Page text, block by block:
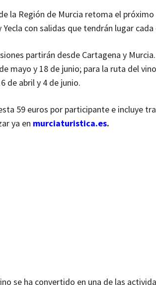
la Región de Murcia retoma el
Yecla con salidas que tendrán lugar
partirán desde Cartagena y
mayo y 18 de junio; para la ruta del
de abril y 4 de junio.
59 euros por participante e incluye
ya en murciaturistica.es.
se ha convertido en una de las